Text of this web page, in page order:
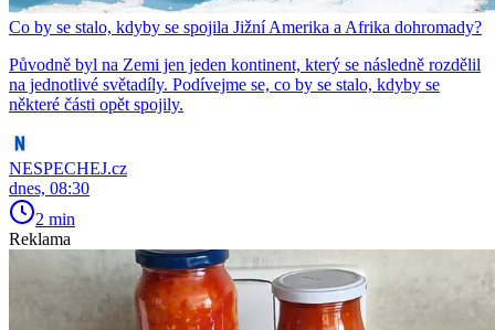
Co by se stalo, kdyby se spojila Jižní Amerika a Afrika dohromady?
Původně byl na Zemi jen jeden kontinent, který se následně rozdělil
na jednotlivé světadíly. Podívejme se, co by se stalo, kdyby se
některé části opět spojily.
NESPECHEJ.cz
dnes, 08:30
2 min
Reklama